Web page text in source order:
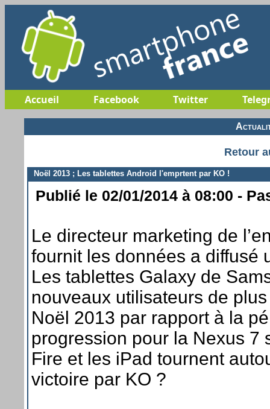
Accueil Facebook Twitter
Retour
Noël 2013 ; Les tablettes Android l'emprtent par KO !
Publié le 02/01/2014 à 08:00 -
Le directeur marketing de
fournit les données a diffusé
Les tablettes Galaxy de
nouveaux utilisateurs de
Noël 2013 par rapport à la
progression pour la Nexus 7
Fire et les iPad tournent
victoire par KO ?